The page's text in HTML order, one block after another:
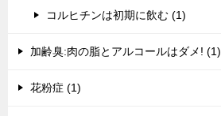
コルヒチンは初期に飲む (1)
加齢臭:肉の脂とアルコールはダメ! (1)
花粉症 (1)